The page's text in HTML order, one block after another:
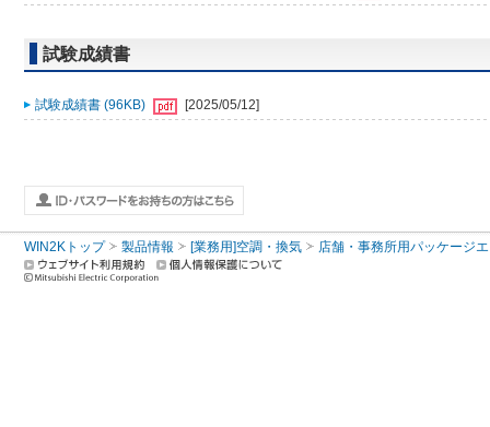
試験成績書
試験成績書 (96KB) [2025/05/12]
WIN2Kトップ 製品情報 [業務用]空調・換気 店舗・事務所用パッケージ